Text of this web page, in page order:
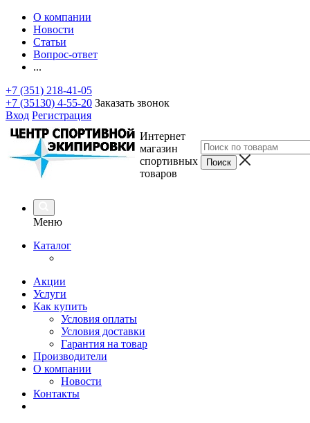
О компании
Новости
Статьи
Вопрос-ответ
...
+7 (351) 218-41-05
+7 (35130) 4-55-20 Заказать звонок
Вход Регистрация
Интернет
магазин
спортивных
товаров
Меню
Каталог
Акции
Услуги
Как купить
Условия оплаты
Условия доставки
Гарантия на товар
Производители
О компании
Новости
Контакты